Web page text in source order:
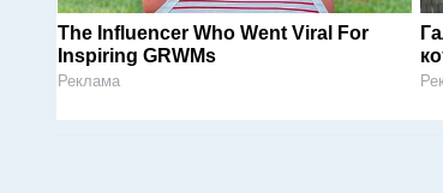
The Influencer Who Went Viral For
Inspiring GRWMs
Реклама